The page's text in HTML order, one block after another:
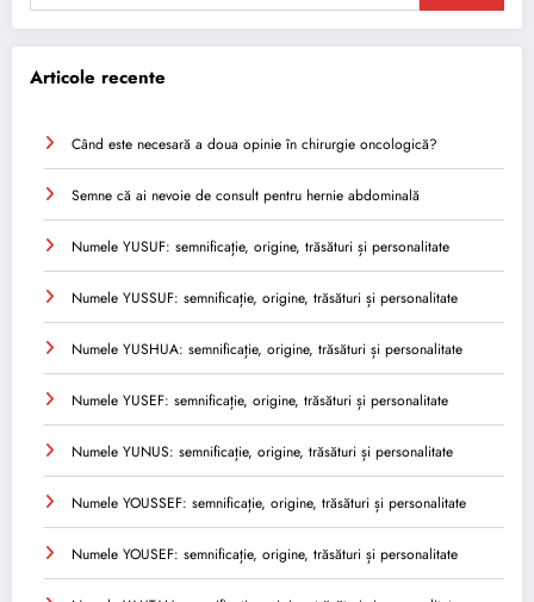
Articole recente
Când este necesară a doua opinie în chirurgie oncologică?
Semne că ai nevoie de consult pentru hernie abdominală
Numele YUSUF: semnificație, origine, trăsături și personalitate
Numele YUSSUF: semnificație, origine, trăsături și personalitate
Numele YUSHUA: semnificație, origine, trăsături și personalitate
Numele YUSEF: semnificație, origine, trăsături și personalitate
Numele YUNUS: semnificație, origine, trăsături și personalitate
Numele YOUSSEF: semnificație, origine, trăsături și personalitate
Numele YOUSEF: semnificație, origine, trăsături și personalitate